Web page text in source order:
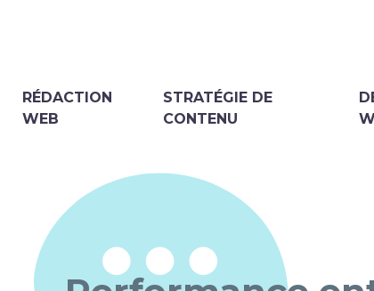
RÉDACTION
WEB
STRATÉGIE DE
CONTENU